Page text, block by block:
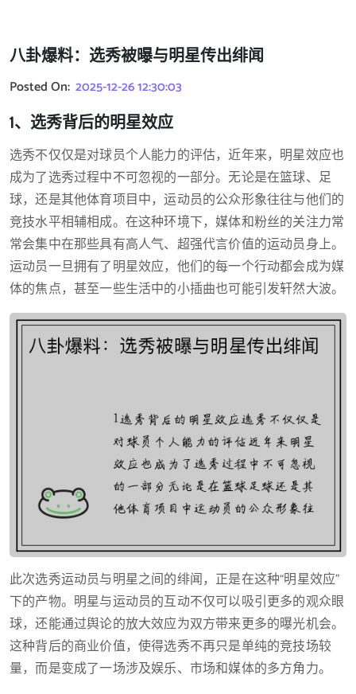
八卦爆料：选秀被曝与明星传出绯闻
Posted On: 2025-12-26 12:30:03
1、选秀背后的明星效应
选秀不仅仅是对球员个人能力的评估，近年来，明星效应也
成为了选秀过程中不可忽视的一部分。无论是在篮球、足
球，还是其他体育项目中，运动员的公众形象往往与他们的
竞技水平相辅相成。在这种环境下，媒体和粉丝的关注力常
常会集中在那些具有高人气、超强代言价值的运动员身上。
运动员一旦拥有了明星效应，他们的每一个行动都会成为媒
体的焦点，甚至一些生活中的小插曲也可能引发轩然大波。
此次选秀运动员与明星之间的绯闻，正是在这种“明星效应”
下的产物。明星与运动员的互动不仅可以吸引更多的观众眼
球，还能通过舆论的放大效应为双方带来更多的曝光机会。
这种背后的商业价值，使得选秀不再只是单纯的竞技场较
量，而是变成了一场涉及娱乐、市场和媒体的多方角力。